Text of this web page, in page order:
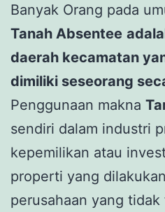
Banyak Orang pada
Tanah Absentee
daerah kecamatan
dimiliki seseorang
Penggunaan makna
sendiri dalam industri
kepemilikan atau
properti yang
perusahaan yang tidak